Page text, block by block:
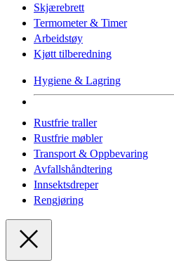
Skjærebrett
Termometer & Timer
Arbeidstøy
Kjøtt tilberedning
Hygiene & Lagring
Rustfrie traller
Rustfrie møbler
Transport & Oppbevaring
Avfallshåndtering
Innsektsdreper
Rengjøring